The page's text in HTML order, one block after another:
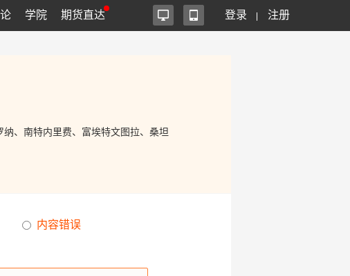
学院 期货直达 登录 注册
、南特内里费、富埃特文图拉、桑坦
内容错误